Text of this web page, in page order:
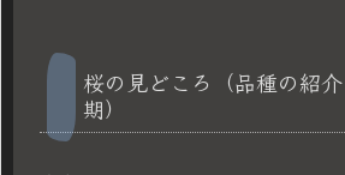
桜の見どころ（品種の紹
期）